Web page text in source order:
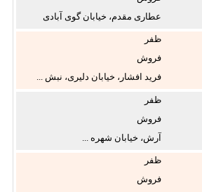
عطاری مقدم، خیابان گوی آبادی
ظفر
فروش
فرید افشار، خیابان دلیری، نبش ...
ظفر
فروش
آرش، خیابان شهره ...
ظفر
فروش